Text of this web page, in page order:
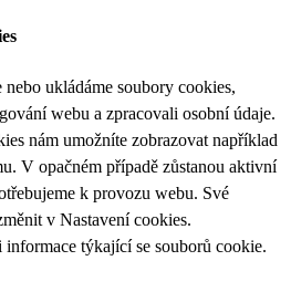
ukládáme soubory cookies,
webu a zpracovali osobní údaje.
nám umožníte zobrazovat například
V opačném případě zůstanou aktivní
k provozu webu. Své
v Nastavení cookies.
informace týkající se souborů cookie.